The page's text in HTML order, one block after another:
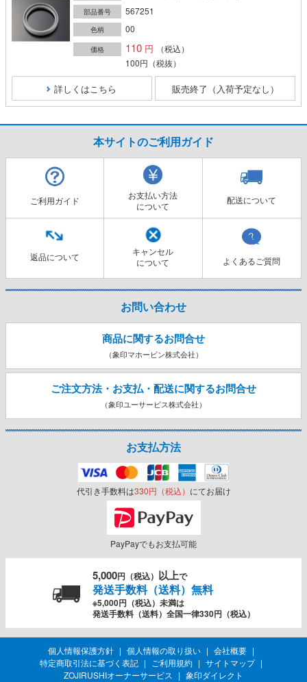
部品番号 567251
色柄 00
価格 110
（税込）
100円 （税抜）
詳しくはこちら 販売終了（入荷予定なし）
本サイトのご利用ガイド
ご利用ガイド
お支払い方法
について
配送について
返品について
キャンセル
について
よくあるご質問
お問い合わせ
商品に関するお問合せ
（象印マホービン株式会社）
ご注文方法・お支払・配送に関するお問合せ
（象印ユーサービス株式会社）
お支払方法
代引き手数料は330円（税込） にてお届け
PayPayでもお支払可能
5,000円（税込） 以上で
発送手数料（送料）無料
※5,000円（税込）未満は
発送手数料（送料）全国一律330円（税込）
個人情報保護方針 個人情報の取り扱い
会社概要
特定商取引法に基づく表記
ご利用規約
サイトマップ
ZOJIRUSHIオーナーサービス
象印ダイレクト